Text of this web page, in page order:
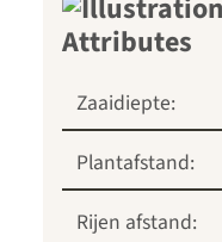
Zaaidiepte:
Plantafstand:
Rijen afstand: